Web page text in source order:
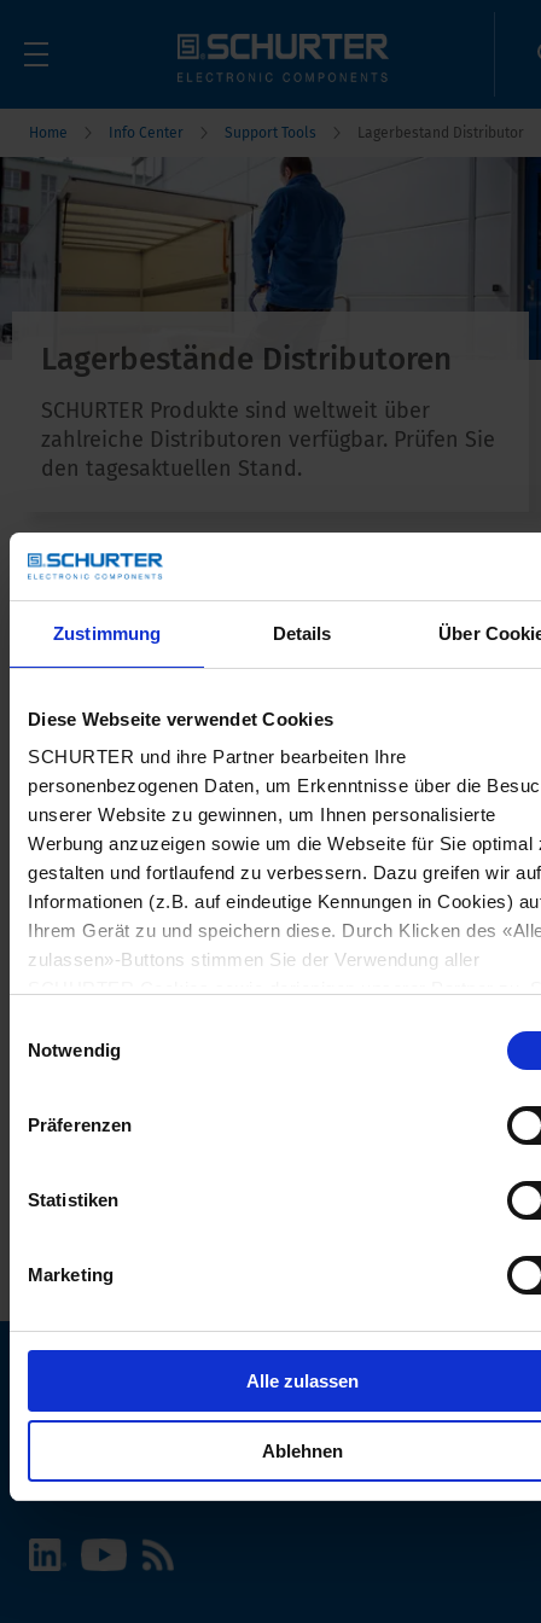
Zustimmung Details Über
Diese Webseite verwendet Cookies
SCHURTER und ihre Partner bearbeiten Ihre
personenbezogenen Daten, um Erkenntnisse über die
unserer Website zu gewinnen, um Ihnen personalisierte
Werbung anzuzeigen sowie um die Webseite für Sie optimal
gestalten und fortlaufend zu verbessern. Dazu greifen wir auf
Informationen (z.B. auf eindeutige Kennungen in Cookies)
Ihrem Gerät zu und speichern diese. Durch Klicken des
zulassen»-Buttons stimmen Sie der Verwendung aller
«Cookie-Einstellungen verwalten» am Seitenende klicken.
Einstellungen werden unseren Partnern gemeldet und haben
keinen Einfluss auf die Browserdaten. Weitere Informationen
erhalten Sie in unserer
Notwendig
Präferenzen
Statistiken
Marketing
Alle zulassen
Ablehnen
Home Info Center Support Tools Lagerbestand Distributor
Lagerbestände Distributoren
SCHURTER Produkte sind weltweit über
zahlreiche Distributoren verfügbar. Prüfen Sie
den tagesaktuellen Stand.
SCHURTER Webseite und Sprache wählen
INTERNATIONAL - Deutsch